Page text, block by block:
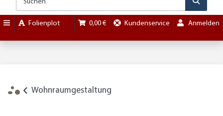
Folienplot 0,00 € Kundenservice Anmelden
Wohnraumgestaltung